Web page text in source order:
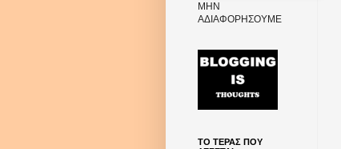
ΜΗΝ
ΑΔΙΑΦΟΡΗΣΟΥΜΕ
ΤΟ ΤΕΡΑΣ ΠΟΥ